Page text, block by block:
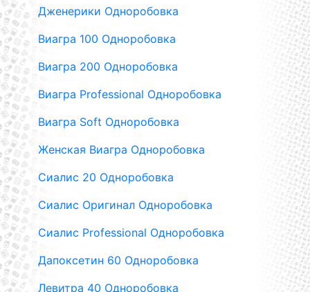
Дженерики Одноробовка
Виагра 100 Одноробовка
Виагра 200 Одноробовка
Виагра Professional Одноробовка
Виагра Soft Одноробовка
Женская Виагра Одноробовка
Сиалис 20 Одноробовка
Сиалис Оригинал Одноробовка
Сиалис Professional Одноробовка
Дапоксетин 60 Одноробовка
Левитра 40 Одноробовка